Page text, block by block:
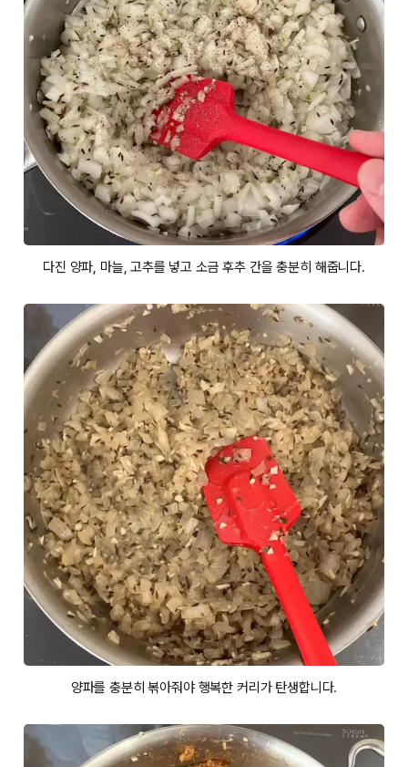
다진 양파, 마늘, 고추를 넣고 소금 후추 간을 충분히 해줍니다.
양파를 충분히 볶아줘야 행복한 커리가 탄생합니다.